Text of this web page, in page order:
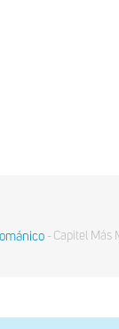
- Capitel Más